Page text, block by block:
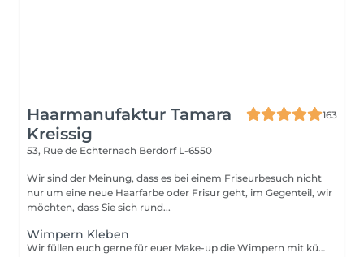
Haarmanufaktur Tamara
Kreissig
163
53, Rue de Echternach Berdorf L-6550
Wir sind der Meinung, dass es bei einem Friseurbesuch nicht
nur um eine neue Haarfarbe oder Frisur geht, im Gegenteil, wir
möchten, dass Sie sich rund...
Wimpern Kleben
Wir füllen euch gerne für euer Make-up die Wimpern mit künstlichen Wimpern